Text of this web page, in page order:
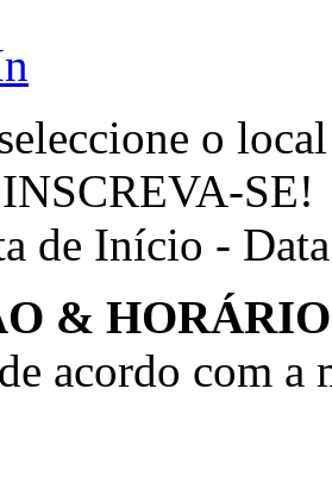
o
SE!
de Início -
& HORÁRIO
acordo com a